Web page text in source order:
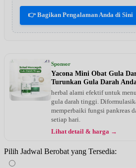
👉 Bagikan Pengalaman Anda di Sini
Sponsor
Yacona Mini Obat Gula
Turunkan Gula Darah
herbal alami efektif untuk
gula darah tinggi.
memperbaiki fungsi pankreas
setiap hari.
Lihat detail & harga →
Pilih Jadwal Berobat yang Tersedia: